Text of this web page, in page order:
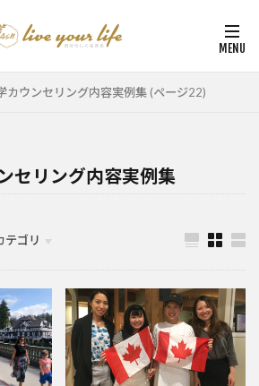
カウンセリング内容実例集 (ページ22)
セリング内容実例集
テゴリ
中学・高校留学
親子留学・教育移住
（カナダ高校留学・親子移住）
留学カウンセリング内容実例集